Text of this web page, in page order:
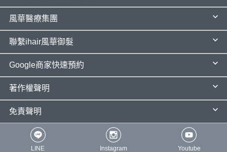
風華醫療集團
聯繫ihair風華御髮
Google商家快速預約
著作權聲明
免責聲明
LINE Instagram Youtube